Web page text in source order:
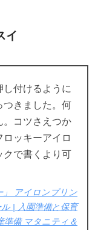
イ
付けるように
つきました。何
。コツさえつか
ッキーアイロ
クで書くより可
」 アイロンプリン
| 入園準備と保育
準備 マタニティ＆